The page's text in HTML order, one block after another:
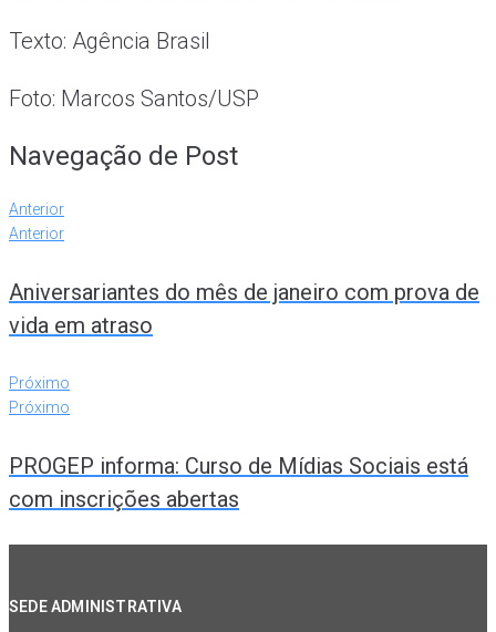
Texto: Agência Brasil
Foto: Marcos Santos/USP
Navegação de Post
Anterior
Anterior
Aniversariantes do mês de janeiro com prova de
vida em atraso
Próximo
Próximo
PROGEP informa: Curso de Mídias Sociais está
com inscrições abertas
SEDE ADMINISTRATIVA